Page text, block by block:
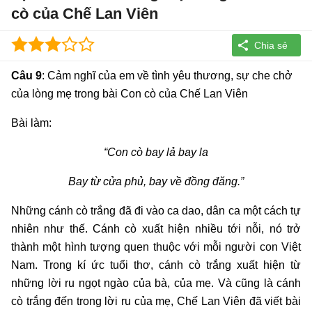
cò của Chế Lan Viên
Câu 9: Cảm nghĩ của em về tình yêu thương, sự che chở
của lòng mẹ trong bài Con cò của Chế Lan Viên
Bài làm:
“Con cò bay lả bay la
Bay từ cửa phủ, bay về đồng đăng.”
Những cánh cò trắng đã đi vào ca dao, dân ca một cách tự
nhiên như thế. Cánh cò xuất hiện nhiều tới nỗi, nó trở
thành một hình tượng quen thuộc với mỗi người con Việt
Nam. Trong kí ức tuổi thơ, cánh cò trắng xuất hiện từ
những lời ru ngọt ngào của bà, của mẹ. Và cũng là cánh
cò trắng đến trong lời ru của mẹ, Chế Lan Viên đã viết bài